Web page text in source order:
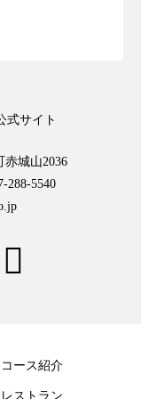
赤城山2036
288-5540
コース紹介
レストラン